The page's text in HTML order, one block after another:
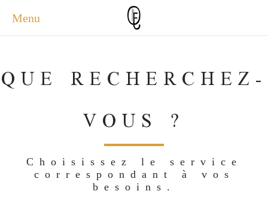
Menu
ACTUALITÉS
A PROPOS
SERVICES
CONTACT
QUE RECHERCHEZ-
VOUS ?
Choisissez le service
correspondant à vos
besoins.